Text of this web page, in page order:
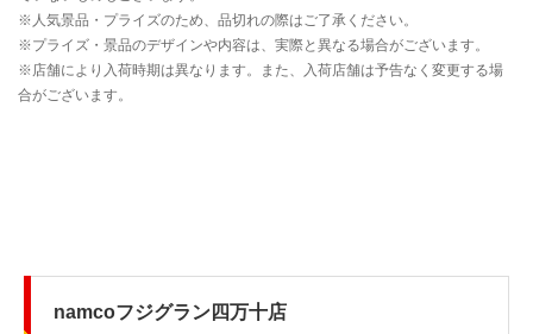
namcoフジグラン四万十店